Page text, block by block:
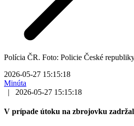
Polícia ČR. Foto: Policie České
2026-05-27 15:15:18
Minúta
|
2026-05-27 15:15:18
V prípade útoku na zbrojovku